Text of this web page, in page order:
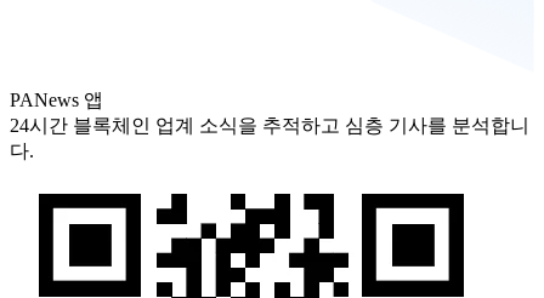
PANews 앱
24시간 블록체인 업계 소식을 추적하고 심층 기사를 분석합니
다.